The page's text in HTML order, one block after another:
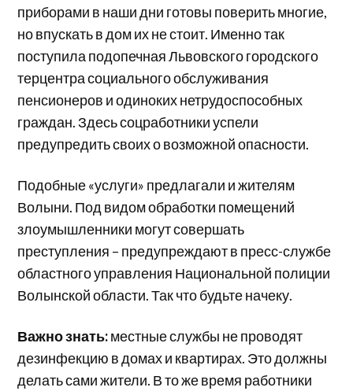
приборами в наши дни готовы поверить многие,
но впускать в дом их не стоит. Именно так
поступила подопечная Львовского городского
терцентра социального обслуживания
пенсионеров и одиноких нетрудоспособных
граждан. Здесь соцработники успели
предупредить своих о возможной опасности.
Подобные «услуги» предлагали и жителям
Волыни. Под видом обработки помещений
злоумышленники могут совершать
преступления – предупреждают в пресс-службе
областного управления Национальной полиции
Волынской области. Так что будьте начеку.
Важно знать:местные службы не проводят
дезинфекцию в домах и квартирах. Это должны
делать сами жители. В то же время работники